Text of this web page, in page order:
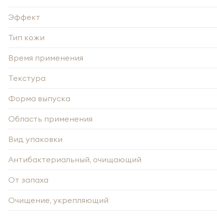
Эффект
Тип кожи
Время применения
Текстура
Форма выпуска
Область применения
Вид упаковки
Антибактериальный, очищающий
От запаха
Очищение, укрепляющий